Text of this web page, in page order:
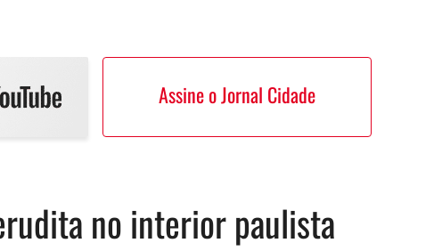
Assine o Jornal Cidade
no interior paulista